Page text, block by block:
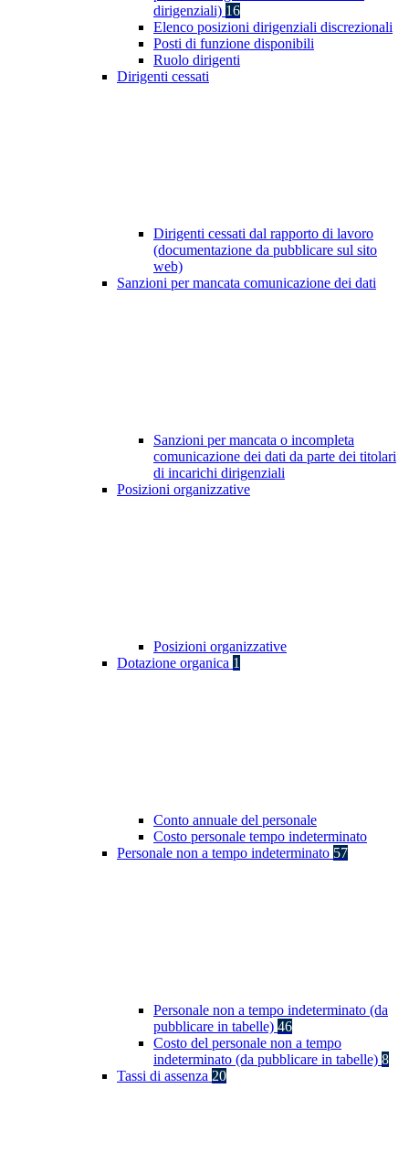
dirigenziali) 16
Elenco posizioni dirigenziali discrezionali
Posti di funzione disponibili
Ruolo dirigenti
Dirigenti cessati
Dirigenti cessati dal rapporto di lavoro
(documentazione da pubblicare sul sito
web)
Sanzioni per mancata comunicazione dei dati
Sanzioni per mancata o incompleta
comunicazione dei dati da parte dei titolari
di incarichi dirigenziali
Posizioni organizzative
Posizioni organizzative
Dotazione organica 1
Conto annuale del personale
Costo personale tempo indeterminato
Personale non a tempo indeterminato 57
Personale non a tempo indeterminato (da
pubblicare in tabelle) 46
Costo del personale non a tempo
indeterminato (da pubblicare in tabelle) 8
Tassi di assenza 20